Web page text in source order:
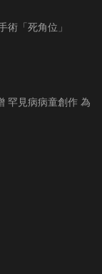
術「死角位」
罕見病病童創作 為